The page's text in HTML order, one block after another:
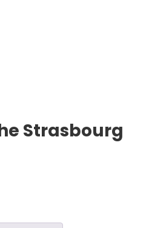
Strasbourg